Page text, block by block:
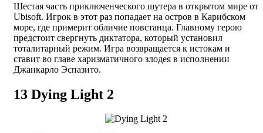
Шестая часть приключенческого шутера в открытом мире от
Ubisoft. Игрок в этот раз попадает на остров в Карибском
море, где примерит обличие повстанца. Главному герою
предстоит свергнуть диктатора, который установил
тоталитарный режим. Игра возвращается к истокам и
ставит во главе харизматичного злодея в исполнении
Джанкарло Эспазито.
13 Dying Light 2